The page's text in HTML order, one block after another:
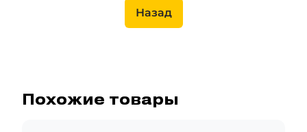
Назад
Похожие товары